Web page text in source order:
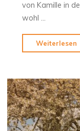
von Kamille in
wohl …
Weiterlesen